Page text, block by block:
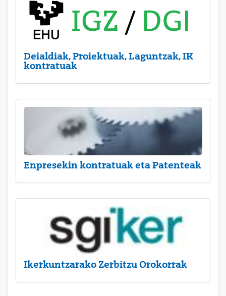
Deialdiak, Proiektuak, Laguntzak, IK
kontratuak
Enpresekin kontratuak eta Patenteak
Ikerkuntzarako Zerbitzu Orokorrak